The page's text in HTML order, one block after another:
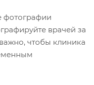
фотографии
врачей за
чтобы клиника